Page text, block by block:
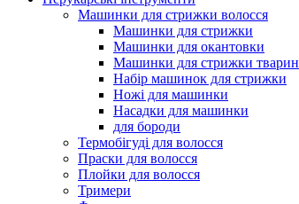
Машинки для стрижки волосся
Машинки для стрижки
Машинки для окантовки
Машинки для стрижки тварин
Набір машинок для стрижки
Ножі для машинки
Насадки для машинки
для бороди
Термобігуді для волосся
Праски для волосся
Плойки для волосся
Тримери